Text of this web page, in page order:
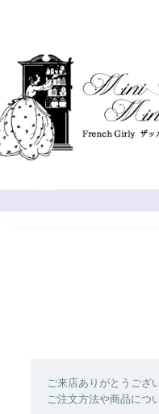
ご来店ありがとうござ
ご注文方法や商品につ